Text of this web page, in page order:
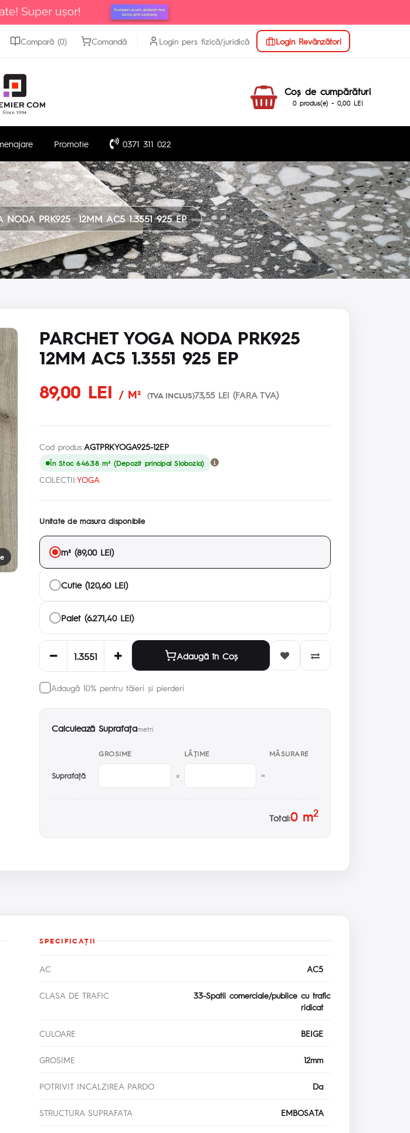
Login Revânzători
Login pers fizică/juridică
Compară (0) Comandă
Coş de cumpărături
0 produs(e) - 0,00 LEI
Promotie 0371 311 022
NODA PRK925  12MM AC5 1.3551 925 EP
PARCHET YOGA NODA PRK925
12MM AC5 1.3551 925 EP
89,00 LEI
/ M² (TVA INCLUS)73,55 LEI (FARA TVA)
Cod produs:AGTPRKYOGA925-12EP
În Stoc 646.38 m² (Depozit principal Slobozia)
COLECTII:YOGA
Unitate de masura disponibile
m² (89,00 LEI)
Cutie (120,60 LEI)
Palet (6.271,40 LEI)
Adaugă în Coş
Adaugă 10% pentru tăieri și pierderi
Calculează Suprafaţametri
GROSIME LĂŢIME MĂSURARE
Suprafaţă × =
Total:0m2
SPECIFICAŢII
AC AC5
CLASA DE TRAFIC
33-Spatii comerciale/publice cu trafic
ridicat
CULOARE BEIGE
GROSIME 12mm
POTRIVIT INCALZIREA PARDO Da
STRUCTURA SUPRAFATA EMBOSATA